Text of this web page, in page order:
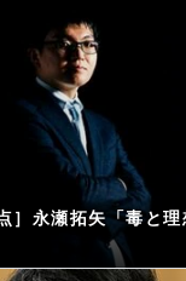
］永瀬拓矢「毒と理